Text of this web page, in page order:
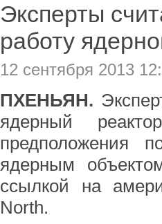
Эксперты
работу
12 сентября 2013
ПХЕНЬЯН.
ядерный
предположения
ядерным
ссылкой на
North.